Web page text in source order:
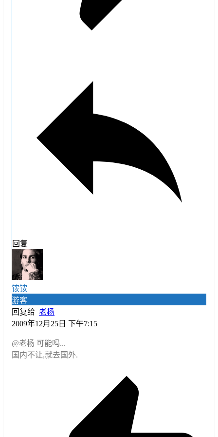
回复
铵铵
游客
回复给 老杨
2009年12月25日 下午7:15
@老杨 可能吗...
国内不让,就去国外.